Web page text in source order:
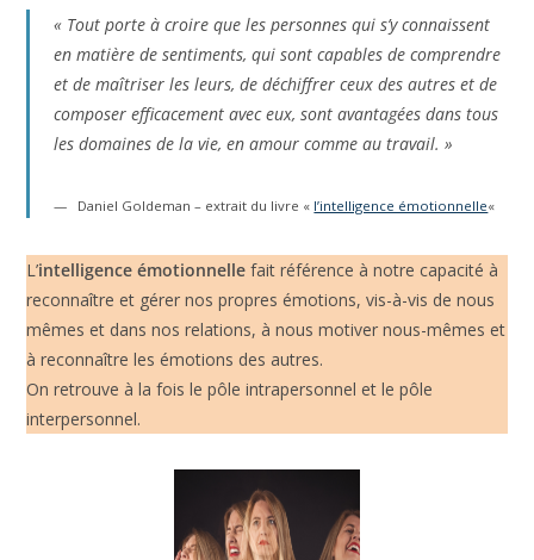
intéressant à aborder et détailler ici. C’est un concept
fondamental en fait pour chacun puisque, selon Daniel
Goleman dans son livre «
l’intelligence émotionnelle » :
« Tout porte à croire que les personnes qui s’y connaissent
en matière de sentiments, qui sont capables de
des autres et de composer efficacement avec eux, sont
comme au travail. »
Daniel Goldeman – extrait du livre « l’intelligence
émotionnelle«
L’intelligence émotionnelle
nous mêmes et dans nos relations, à nous motiver nous-
mêmes et à reconnaître les émotions des autres.
On retrouve à la fois le pôle intrapersonnel et le pôle